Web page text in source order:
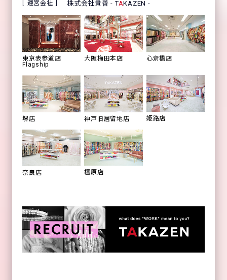
運営会社 株式会社貴善 - TAKAZEN -
東京表参道店
Flagship
大阪梅田本店 心斎橋店
堺店 神戸旧居留地店 姫路店
奈良店 橿原店